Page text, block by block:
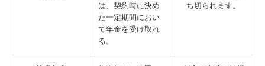
は、契約時に決め
た一定期間におい
て年金を受け取れ
る。
ち切られます 。